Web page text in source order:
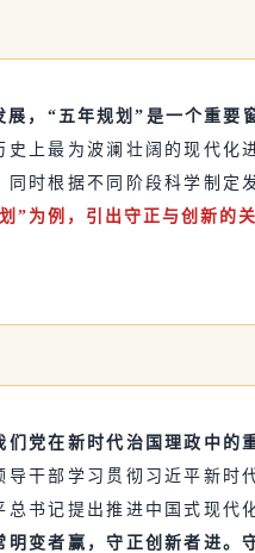
展，“五年规划”是一个重要
史上最为波澜壮阔的现代化
同时根据不同阶段科学制定
”为例，引出守正与创新的关
们党在新时代治国理政中的
导干部学习贯彻习近平新时
总书记提出推进中国式现代
明变者赢，守正创新者进。